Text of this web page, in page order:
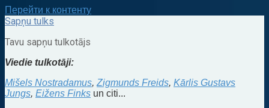
Перейти к контенту
Sapņu tulks
Tavu sapņu tulkotājs
Viedie tulkotāji:
Mišels Nostradamus, Zigmunds Freids, Kārlis Gustavs
Jungs, Eižens Finks un citi...